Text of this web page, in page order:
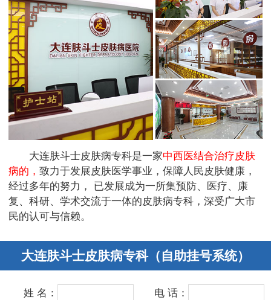
大连肤斗士皮肤病专科是一家中西医结合治疗皮肤
病的， 致力于发展皮肤医学事业，保障人民皮肤健康，
经过多年的努力， 已发展成为一所集预防、医疗、康
复、科研、学术交流于一体的皮肤病专科，深受广大市
民的认可与信赖。
大连肤斗士皮肤病专科（自助挂号系统）
姓 名： 电 话：